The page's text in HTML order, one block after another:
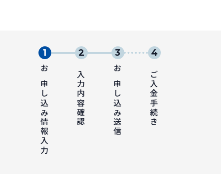
お申し込み情報入力 入力内容確認 お申し込み送信 ご入金手続き